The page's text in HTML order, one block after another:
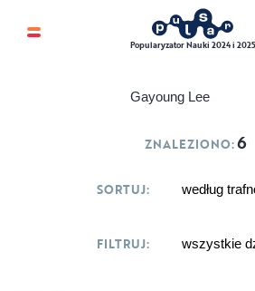
Popularyzator Nauki 2024 i 2025
ZNALEZIONO:6
SORTUJ:
FILTRUJ: